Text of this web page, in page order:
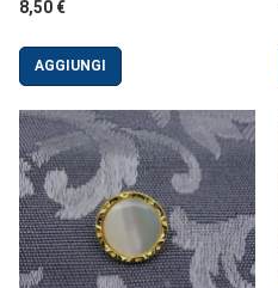
s
5
8,50 €
AGGIUNGI